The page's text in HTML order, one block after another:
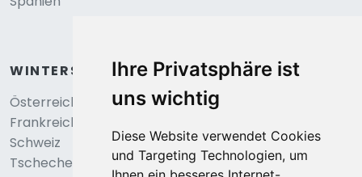
Ihre Privatsphäre ist
uns wichtig
Diese Website verwendet Cookies
und Targeting Technologien, um
WINTERSPORT
Österreich
Frankreich
Schweiz
Tschechei